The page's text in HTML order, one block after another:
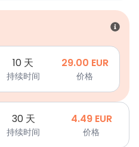
10 天
持续时间
29.00 EUR
价格
30 天
持续时间
4.49 EUR
价格